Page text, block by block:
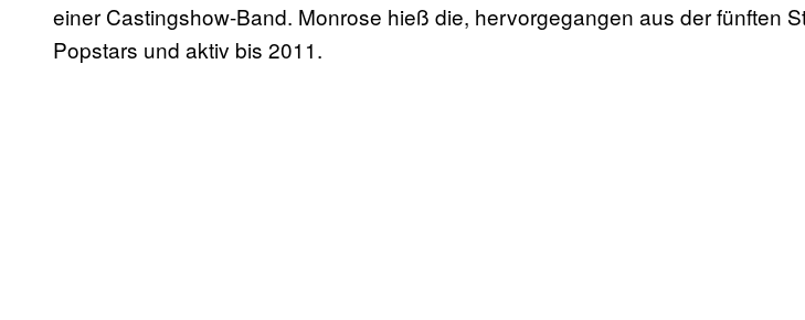
einer Castingshow-Band. Monrose hieß die, hervorgegangen aus der fünften
Popstars und aktiv bis 2011.